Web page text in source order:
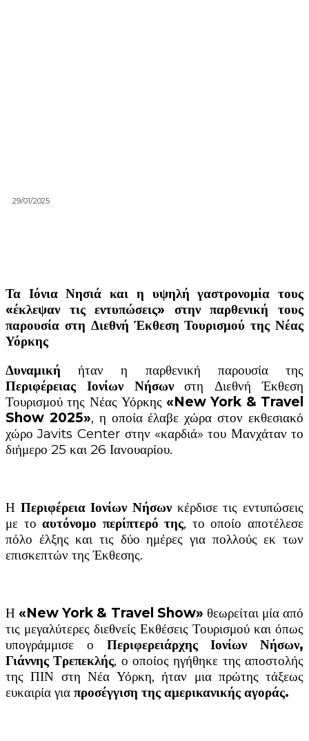
29/01/2025
Τα Ιόνια Νησιά και η υψηλή γαστρονομία τους
«έκλεψαν τις εντυπώσεις»
στην παρθενική τους
παρουσία στη Διεθνή Έκθεση Τουρισμού της Νέας
Υόρκης
Δυναμική ήταν η παρθενική παρουσία της
Περιφέρειας Ιονίων Νήσωνστη Διεθνή Έκθεση
Τουρισμού της Νέας Υόρκης «New York & Travel
Show 2025», η οποία έλαβε χώρα στον εκθεσιακό
χώρο Javits Center στην «καρδιά» του Μανχάταν το
διήμερο 25 και 26 Ιανουαρίου.
Η Περιφέρεια Ιονίων Νήσωνκέρδισε τις εντυπώσεις
με τοαυτόνομο περίπτερό της, το οποίο αποτέλεσε
πόλο έλξης και τις δύο ημέρες για πολλούς εκ των
επισκεπτών της Έκθεσης.
Η «New York & Travel Show» θεωρείται μία από
τις μεγαλύτερες διεθνείς Εκθέσεις Τουρισμού και όπως
υπογράμμισε ο Περιφερειάρχης Ιονίων Νήσων,
Γιάννης Τρεπεκλής, ο οποίος ηγήθηκε της αποστολής
της ΠΙΝ στη Νέα Υόρκη, ήταν μια πρώτης τάξεως
ευκαιρία για προσέγγιση της αμερικανικής αγοράς.